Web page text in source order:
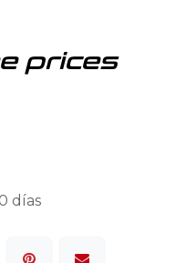
prices
días